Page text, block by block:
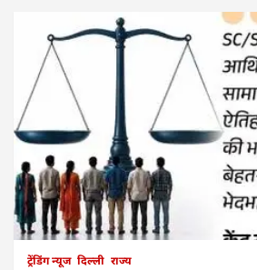
ट्रेंडिंग न्यूज दिल्ली राज्य